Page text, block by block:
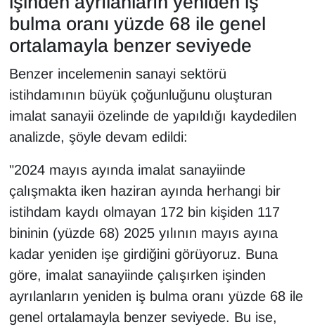
bulma oranı yüzde 68 ile genel
ortalamayla benzer seviyede
Benzer incelemenin sanayi sektörü
istihdamının büyük çoğunluğunu oluşturan
imalat sanayii özelinde de yapıldığı kaydedilen
analizde, şöyle devam edildi:
"2024 mayıs ayında imalat sanayiinde
çalışmakta iken haziran ayında herhangi bir
istihdam kaydı olmayan 172 bin kişiden 117
bininin (yüzde 68) 2025 yılının mayıs ayına
kadar yeniden işe girdiğini görüyoruz. Buna
göre, imalat sanayiinde çalışırken işinden
ayrılanların yeniden iş bulma oranı yüzde 68 ile
genel ortalamayla benzer seviyede. Bu ise,